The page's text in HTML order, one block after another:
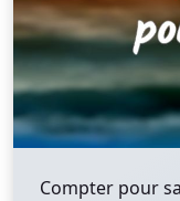
Compter pour